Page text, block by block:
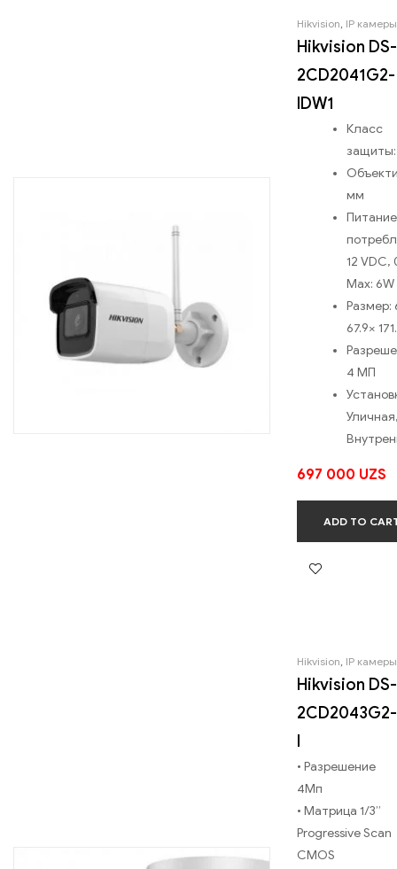
Hikvision IP камеры
Hikvision DS-
2CD2041G2-
IDW1
Класс
защиты:
мм
12 VDC,
Max: 6W
Размер:
67.9×
4 МП
697 000 UZS
ADD TO
Hikvision, IP камеры
Hikvision DS-
2CD2043G2-
• Разрешение
4Мп
• Матрица 1/3’’
Progressive Scan
CMOS